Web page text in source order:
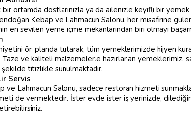
bir ortamda dostlarınızla ya da ailenizle keyifli bir
Kebap ve Lahmacun Salonu, her misafirine güler
en sevilen yeme içme mekanlarından biri olmayı
ön planda tutarak, tüm yemeklerimizde hijyen
ve kaliteli malzemelerle hazırlanan yemeklerimiz,
titizlikle sunulmaktadır.
Servis
ve Lahmacun Salonu, sadece restoran hizmeti
de vermektedir. İster evde ister iş yerinizde,